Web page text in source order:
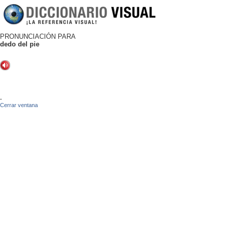
PRONUNCIACIÓN PARA
dedo del pie
-
Cerrar ventana